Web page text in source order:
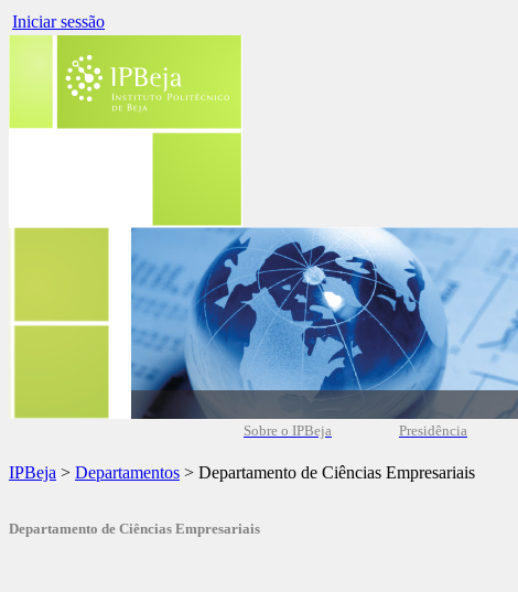
Iniciar sessão
Sobre o IPBeja Presidência
IPBeja > Departamentos > Departamento de Ciências Empresariais
Departamento de Ciências Empresariais